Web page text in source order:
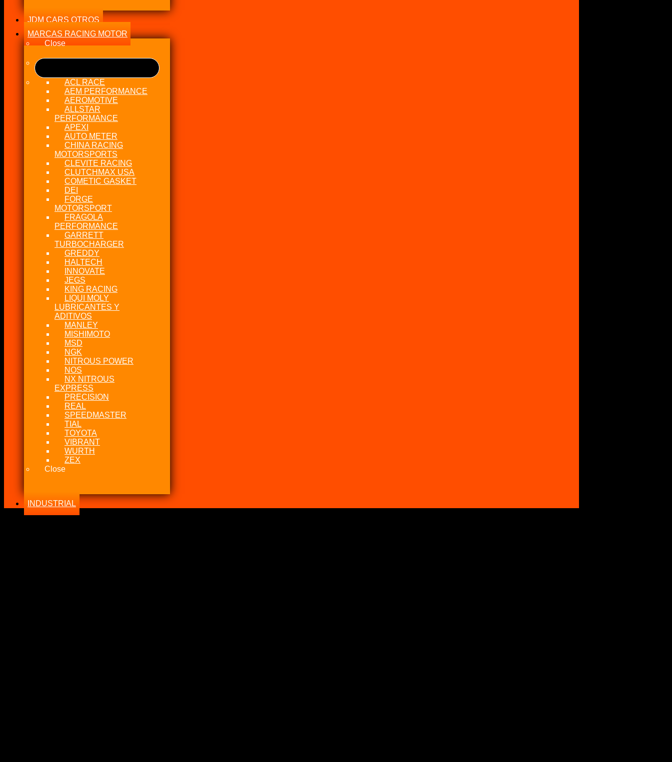
JDM CARS OTROS
MARCAS RACING MOTOR
Close
ACL RACE
AEM PERFORMANCE
AEROMOTIVE
ALLSTAR
PERFORMANCE
APEXI
AUTO METER
CHINA RACING
MOTORSPORTS
CLEVITE RACING
CLUTCHMAX USA
COMETIC GASKET
DEI
FORGE
MOTORSPORT
FRAGOLA
PERFORMANCE
GARRETT
TURBOCHARGER
GREDDY
HALTECH
INNOVATE
JEGS
KING RACING
LIQUI MOLY
LUBRICANTES Y
ADITIVOS
MANLEY
MISHIMOTO
MSD
NGK
NITROUS POWER
NOS
NX NITROUS
EXPRESS
PRECISION
REAL
SPEEDMASTER
TIAL
TOYOTA
VIBRANT
WURTH
ZEX
Close
INDUSTRIAL